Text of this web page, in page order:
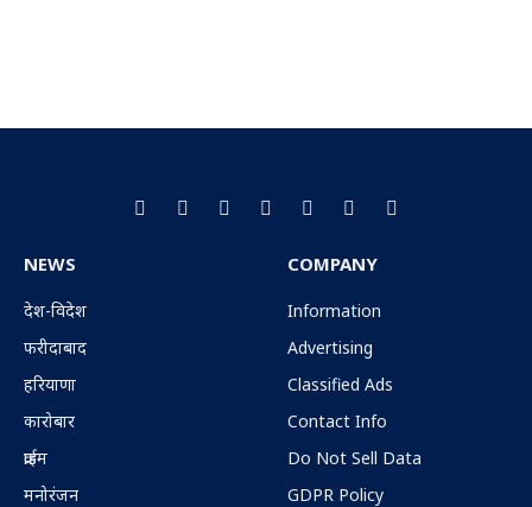
Facebook
X
PinterestVimeoWhatsApp
TikTokInstagram
NEWS
देश-विदेश
फरीदाबाद
हरियाणा
कारोबार
क्राईम
मनोरंजन
COMPANY
Information
Advertising
Classified Ads
Contact Info
Do Not Sell Data
GDPR Policy